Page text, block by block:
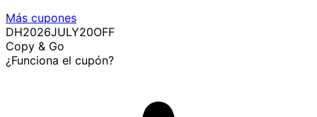
Más cupones
DH2026JULY20OFF
Copy & Go
¿Funciona el cupón?